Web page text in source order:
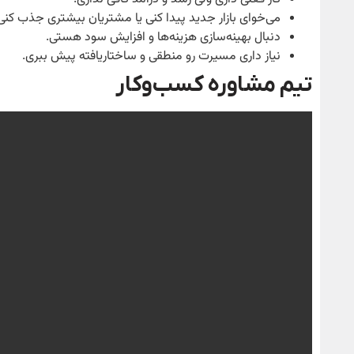
می‌خوای بازار جدید پیدا کنی یا مشتریان بیشتری جذب
دنبال بهینه‌سازی هزینه‌ها و افزایش سود هستی.
نیاز داری مسیرت رو منطقی و ساختاریافته پیش ببری.
تیم مشاوره کسب‌وکار